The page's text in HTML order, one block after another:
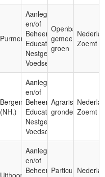
Purmerend
Aanleg
en/of
Beheer;
Educatie;
Nestgelegenheid;
Voedsel
Openbaar,
gemeentelijk
groen
Zoemt
Bergen
(NH.)
Aanleg
en/of
Beheer;
Educatie;
Nestgelegenheid;
Voedsel
Agrarische
gronden Zoemt
Uithoorn
Aanleg
en/of
Beheer; Particuliere